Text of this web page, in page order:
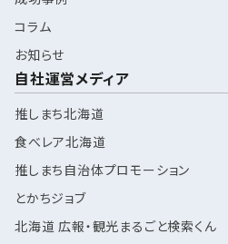
コラム
お知らせ
自社運営メディア
推しまち北海道
食べレア北海道
推しまち自治体プロモーション
とかちジョブ
北海道 広報・観光まるごと検索くん